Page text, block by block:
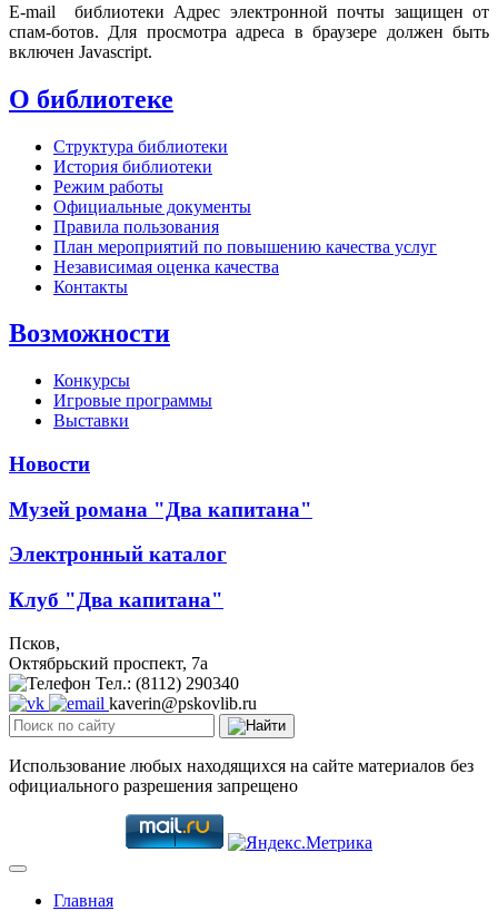
E-mail библиотеки Адрес электронной почты защищен от
спам-ботов. Для просмотра адреса в браузере должен быть
включен Javascript.
О библиотеке
Структура библиотеки
История библиотеки
Режим работы
Официальные документы
Правила пользования
План мероприятий по повышению качества услуг
Независимая оценка качества
Контакты
Возможности
Конкурсы
Игровые программы
Выставки
Новости
Музей романа "Два капитана"
Электронный каталог
Клуб "Два капитана"
Псков,
Октябрьский проспект, 7a
Тел.: (8112) 290340
kaverin@pskovlib.ru
Использование любых находящихся на сайте материалов без
официального разрешения запрещено
Главная